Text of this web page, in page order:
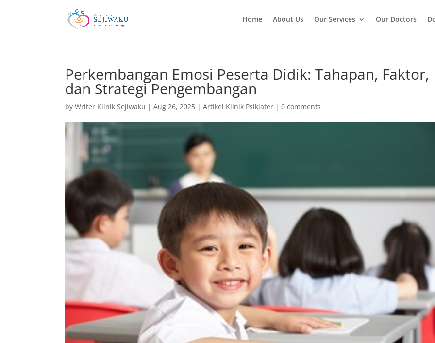
Home About Us Our Services Our Doctors
Perkembangan Emosi Peserta Didik: Tahapan, Faktor,
dan Strategi Pengembangan
byWriter Klinik Sejiwaku |Aug 26, 2025 |Artikel Klinik Psikiater |0 comments